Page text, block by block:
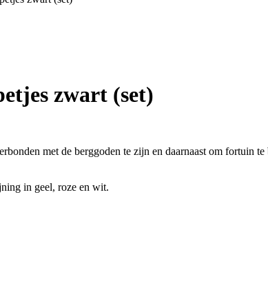
zwart (set)
met de berggoden te zijn en daarnaast om fortuin
in geel, roze en wit.